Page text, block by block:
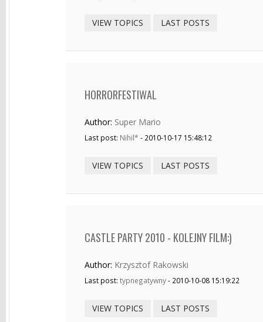
VIEW TOPICS LAST POSTS
HORRORFESTIWAL
Author: Super Mario
Last post: Nihil* - 2010-10-17 15:48:12
VIEW TOPICS LAST POSTS
CASTLE PARTY 2010 - KOLEJNY FILM:)
Author: Krzysztof Rakowski
Last post: typnegatywny- 2010-10-08 15:19:22
VIEW TOPICS LAST POSTS